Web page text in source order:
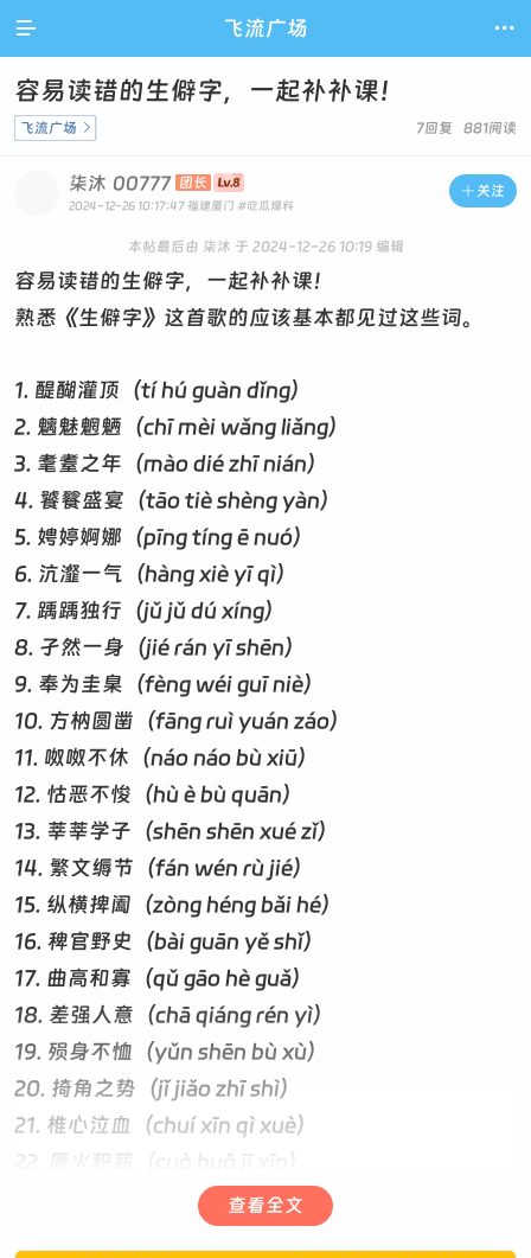
 飞流广场 
容易读错的生僻字，一起补补课！
7回复 881阅读
飞流广场 
 关注
柒沐 00777 团长
2024-12-26 10:17:47 福建厦门 #吃瓜爆料
本帖最后由 柒沐 于 2024-12-26 10:19 编辑
容易读错的生僻字，一起补补课！
熟悉《生僻字》这首歌的应该基本都见过这些词。
1. 醍醐灌顶（tí hú guàn dǐng）
​2. 魑魅魍魉（chī mèi wǎng liǎng）
​3. 耄耋之年（mào dié zhī nián）
​4. 饕餮盛宴（tāo tiè shèng yàn）
​5. 娉婷婀娜（pīng tíng ē nuó）
​6. 沆瀣一气（hàng xiè yī qì）
​7. 踽踽独行（jǔ jǔ dú xíng）
​8. 孑然一身（jié rán yī shēn）
​9. 奉为圭臬（fèng wéi guī niè）
​10. 方枘圆凿（fāng ruì yuán záo）
​11. 呶呶不休（náo náo bù xiū）
​12. 怙恶不悛（hù è bù quān）
​13. 莘莘学子（shēn shēn xué zǐ）
​14. 繁文缛节（fán wén rù jié）
​15. 纵横捭阖（zòng héng bǎi hé）
​16. 稗官野史（bài guān yě shǐ）
​17. 曲高和寡（qǔ gāo hè guǎ）
​18. 差强人意（chā qiáng rén yì）
​19. 殒身不恤（yǔn shēn bù xù）
​20. 掎角之势（jǐ jiǎo zhī shì）
​21. 椎心泣血（chuí xīn qì xuè）
​22. 厝火积薪（cuò huǒ jī xīn）
​23. 饮鸩止渴（yǐn zhèn zhǐ kě）
查看全文